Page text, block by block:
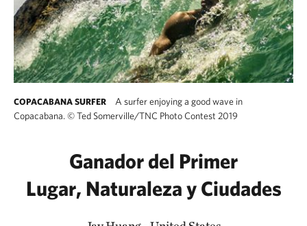
COPACABANA SURFER
A surfer enjoying a good wave in
Copacabana. ©Ted Somerville/TNC Photo Contest 2019
Ganador del Primer
Lugar, Naturaleza y Ciudades